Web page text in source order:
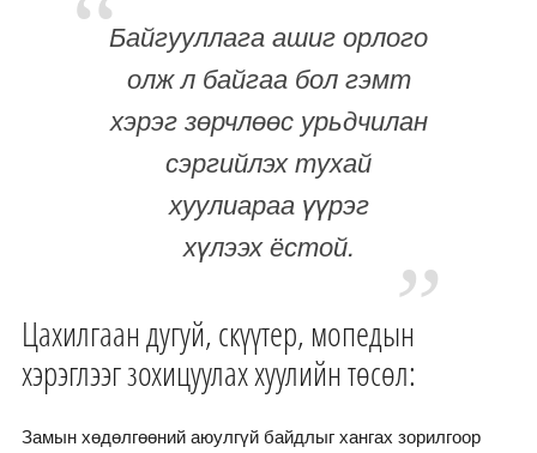
Байгууллага ашиг орлого
олж л байгаа бол гэмт
хэрэг зөрчлөөс урьдчилан
сэргийлэх тухай
хуулиараа үүрэг
хүлээх ёстой.
Цахилгаан дугуй, скүүтер, мопедын
хэрэглээг зохицуулах хуулийн төсөл:
Замын хөдөлгөөний аюулгүй байдлыг хангах зорилгоор